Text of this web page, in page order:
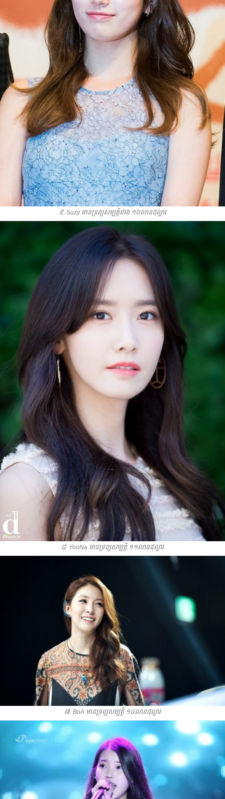
៩. Suzy មាន​ទ្រព្យ​សម្បត្តិ​ជាង​ ១០​លាន​ដុល្លារ
៨. YooNa មាន​ទ្រព្យ​សម្បត្តិ​ ១១​លាន​ដុល្លារ
៧. BoA មាន​ទ្រព្យ​សម្បត្តិ​ ១៤​លាន​ដុល្លារ